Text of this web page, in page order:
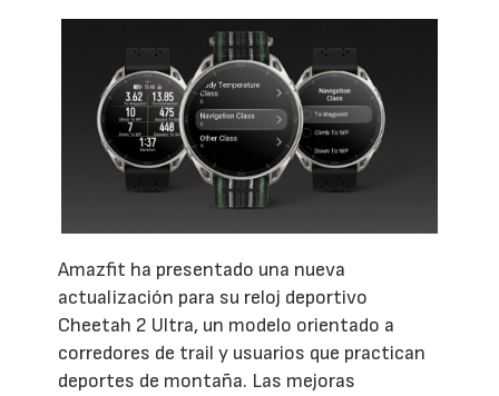
Amazfit ha presentado una nueva
actualización para su reloj deportivo
Cheetah 2 Ultra, un modelo orientado a
corredores de trail y usuarios que practican
deportes de montaña. Las mejoras